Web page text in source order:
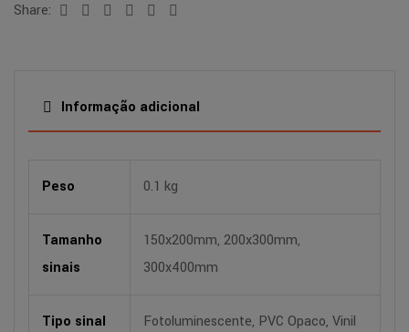
Share:
Facebook
TwitterLinkedinGoogle+Pinterest
Informação adicional
Peso 0.1 kg
Tamanho
sinais
150x200mm, 200x300mm,
300x400mm
Tipo sinal
Fotoluminescente, PVC Opaco, Vinil